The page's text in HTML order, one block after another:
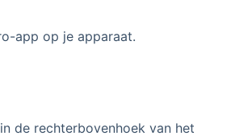
app op je apparaat.
de rechterbovenhoek van het